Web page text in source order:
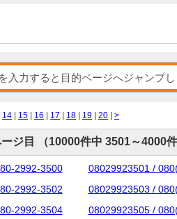
14 15 16 17 18 19 20 >
ジ目 （10000件中 3501～4000件
2992-3500
08029923501 /
2992-3502
08029923503 /
2992-3504
08029923505 /